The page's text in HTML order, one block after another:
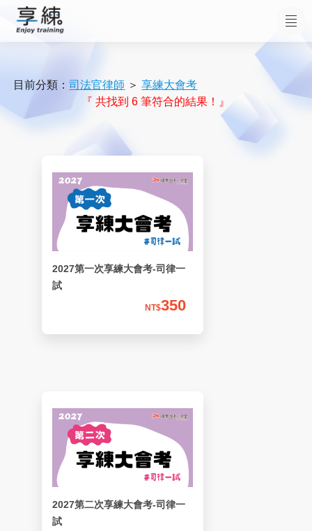
目前分類：司法官律師 ＞享練大會考
『 共找到 6 筆符合的結果！』
2027第一次享練大會考-司律一
試
NT$350
2027第二次享練大會考-司律一
試